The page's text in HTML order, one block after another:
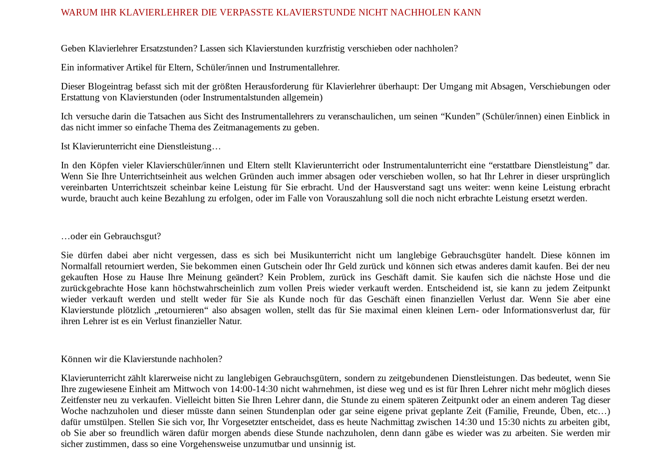
WARUM IHR KLAVIERLEHRER DIE VERPASSTE KLAVIERSTUNDE NICHT NACHHOLEN KANN
Geben Klavierlehrer Ersatzstunden? Lassen sich Klavierstunden kurzfristig verschieben oder nachholen?
Ein informativer Artikel für Eltern, Schüler/innen und Instrumentallehrer.
Dieser Blogeintrag befasst sich mit der größten Herausforderung für Klavierlehrer überhaupt: Der Umgang mit Absagen, Verschiebungen oder
Erstattung von Klavierstunden (oder Instrumentalstunden allgemein)
Ich versuche darin die Tatsachen aus Sicht des Instrumentallehrers zu veranschaulichen, um seinen “Kunden” (Schüler/innen) einen Einblick in
das nicht immer so einfache Thema des Zeitmanagements zu geben.
Ist Klavierunterricht eine Dienstleistung…
In den Köpfen vieler Klavierschüler/innen und Eltern stellt Klavierunterricht oder Instrumentalunterricht eine “erstattbare Dienstleistung” dar.
Wenn Sie Ihre Unterrichtseinheit aus welchen Gründen auch immer absagen oder verschieben wollen, so hat Ihr Lehrer in dieser ursprünglich
vereinbarten Unterrichtszeit scheinbar keine Leistung für Sie erbracht. Und der Hausverstand sagt uns weiter: wenn keine Leistung erbracht
wurde, braucht auch keine Bezahlung zu erfolgen, oder im Falle von Vorauszahlung soll die noch nicht erbrachte Leistung ersetzt werden.
…oder ein Gebrauchsgut?
Sie dürfen dabei aber nicht vergessen, dass es sich bei Musikunterricht nicht um langlebige Gebrauchsgüter handelt. Diese können im
Normalfall retourniert werden, Sie bekommen einen Gutschein oder Ihr Geld zurück und können sich etwas anderes damit kaufen. Bei der neu
gekauften Hose zu Hause Ihre Meinung geändert? Kein Problem, zurück ins Geschäft damit. Sie kaufen sich die nächste Hose und die
zurückgebrachte Hose kann höchstwahrscheinlich zum vollen Preis wieder verkauft werden. Entscheidend ist, sie kann zu jedem Zeitpunkt
wieder verkauft werden und stellt weder für Sie als Kunde noch für das Geschäft einen finanziellen Verlust dar. Wenn Sie aber eine
Klavierstunde plötzlich „retournieren“ also absagen wollen, stellt das für Sie maximal einen kleinen Lern- oder Informationsverlust dar, für
ihren Lehrer ist es ein Verlust finanzieller Natur.
Können wir die Klavierstunde nachholen?
Klavierunterricht zählt klarerweise nicht zu langlebigen Gebrauchsgütern, sondern zu zeitgebundenen Dienstleistungen. Das bedeutet, wenn Sie
Ihre zugewiesene Einheit am Mittwoch von 14:00-14:30 nicht wahrnehmen, ist diese weg und es ist für Ihren Lehrer nicht mehr möglich dieses
Zeitfenster neu zu verkaufen. Vielleicht bitten Sie Ihren Lehrer dann, die Stunde zu einem späteren Zeitpunkt oder an einem anderen Tag dieser
Woche nachzuholen und dieser müsste dann seinen Stundenplan oder gar seine eigene privat geplante Zeit (Familie, Freunde, Üben, etc…)
dafür umstülpen. Stellen Sie sich vor, Ihr Vorgesetzter entscheidet, dass es heute Nachmittag zwischen 14:30 und 15:30 nichts zu arbeiten gibt,
ob Sie aber so freundlich wären dafür morgen abends diese Stunde nachzuholen, denn dann gäbe es wieder was zu arbeiten. Sie werden mir
sicher zustimmen, dass so eine Vorgehensweise unzumutbar und unsinnig ist.